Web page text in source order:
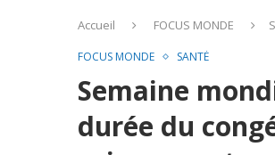
Accueil FOCUS MONDE
FOCUS MONDE SANTÉ
Semaine
durée du